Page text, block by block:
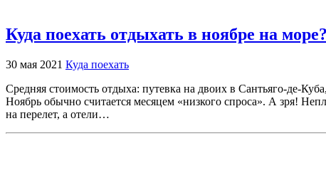
Куда поехать отдыхать в ноябре на
30 мая 2021 Куда поехать
Средняя стоимость отдыха: путевка на двоих в Сантьяго-де-
Ноябрь обычно считается месяцем «низкого спроса». А зря!
на перелет, а отели…